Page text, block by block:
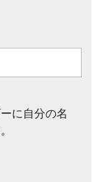
に自分の名